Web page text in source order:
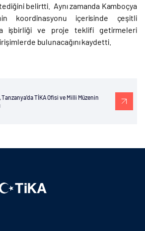
belirtti. Aynı zamanda Kamboçya
koordinasyonu içerisinde çeşitli
işbirliği ve proje teklifi getirmeleri
bulunacağını kaydetti.
TİKA Ofisi ve Milli Müzenin